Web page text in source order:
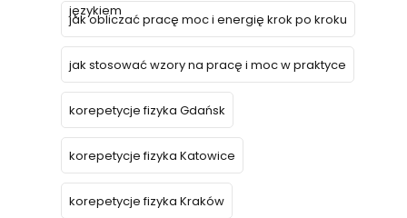
językiem
jak obliczać pracę moc i energię krok po kroku
jak stosować wzory na pracę i moc w praktyce
korepetycje fizyka Gdańsk
korepetycje fizyka Katowice
korepetycje fizyka Kraków